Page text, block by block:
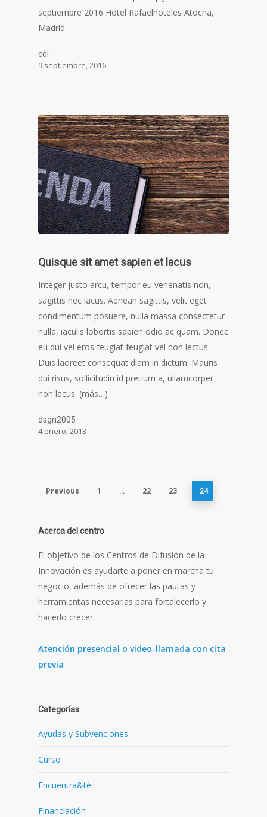
septiembre 2016 Hotel Rafaelhoteles Atocha,
Madrid
cdi
9 septiembre, 2016
Quisque sit amet sapien et lacus
Integer justo arcu, tempor eu venenatis non,
sagittis nec lacus. Aenean sagittis, velit eget
condimentum posuere, nulla massa consectetur
nulla, iaculis lobortis sapien odio ac quam. Donec
eu dui vel eros feugiat feugiat vel non lectus.
Duis laoreet consequat diam in dictum. Mauris
dui risus, sollicitudin id pretium a, ullamcorper
non lacus. (más…)
dsgn2005
4 enero, 2013
Previous 1 … 22 23 24
Acerca del centro
El objetivo de los Centros de Difusión de la
Innovación es ayudarte a poner en marcha tu
negocio, además de ofrecer las pautas y
herramientas necesarias para fortalecerlo y
hacerlo crecer.
Atención presencial o video-llamada con cita
previa
Categorías
Ayudas y Subvenciones
Curso
Encuentra&té
Financiación